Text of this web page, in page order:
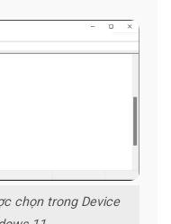
chọn trong Device